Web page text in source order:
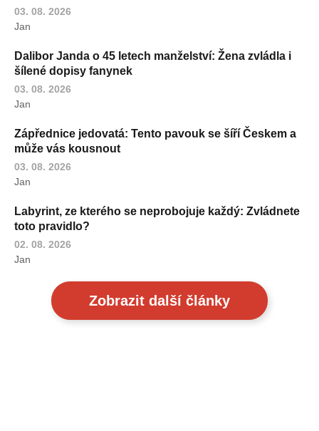
03. 08. 2026
Jan
Dalibor Janda o 45 letech manželství: Žena zvládla i
šílené dopisy fanynek
03. 08. 2026
Jan
Zápřednice jedovatá: Tento pavouk se šíří Českem a
může vás kousnout
03. 08. 2026
Jan
Labyrint, ze kterého se neprobojuje každý: Zvládnete
toto pravidlo?
02. 08. 2026
Jan
Zobrazit další články